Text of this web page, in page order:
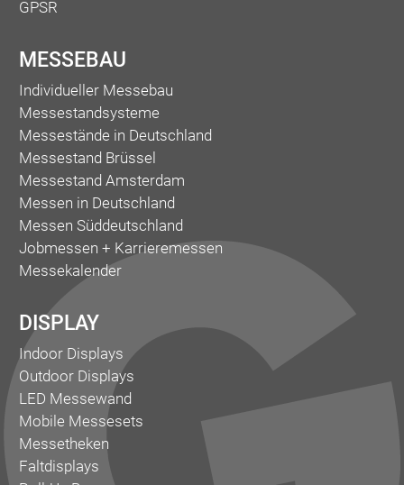
GPSR
MESSEBAU
Individueller Messebau
Messestandsysteme
Messestände in Deutschland
Messestand Brüssel
Messestand Amsterdam
Messen in Deutschland
Messen Süddeutschland
Jobmessen + Karrieremessen
Messekalender
DISPLAY
Indoor Displays
Outdoor Displays
LED Messewand
Mobile Messesets
Messetheken
Faltdisplays